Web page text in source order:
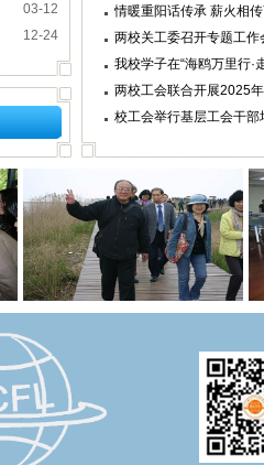
03-12
12-24
情暖重阳话传承 薪火相
两校关工委召开专题工作
我校学子在“海鸥万里行·
两校工会联合开展2025
校工会举行基层工会干部